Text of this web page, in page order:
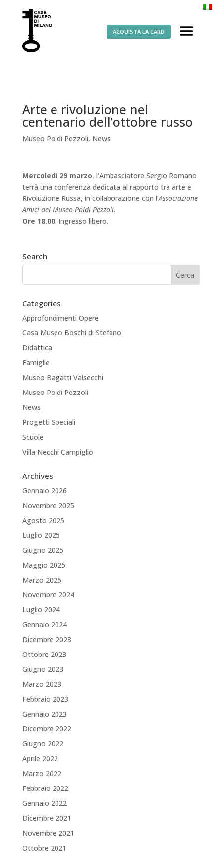
ACQUISTA LA CARD
Arte e rivoluzione nel
centenario dell’ottobre russo
Museo Poldi Pezzoli, News
Mercoledì 29 marzo, l’Ambasciatore Sergio Romano
terrà una conferenza dedicata al rapporto tra arte e
Rivoluzione Russa, in collaborazione con l’Associazione
Amici del Museo Poldi Pezzoli.
Ore 18.00. Ingresso libero.
Search
Categories
Approfondimenti Opere
Casa Museo Boschi di Stefano
Didattica
Famiglie
Museo Bagatti Valsecchi
Museo Poldi Pezzoli
News
Progetti Speciali
Scuole
Villa Necchi Campiglio
Archives
Gennaio 2026
Novembre 2025
Agosto 2025
Luglio 2025
Giugno 2025
Maggio 2025
Marzo 2025
Novembre 2024
Luglio 2024
Gennaio 2024
Dicembre 2023
Ottobre 2023
Giugno 2023
Marzo 2023
Febbraio 2023
Gennaio 2023
Dicembre 2022
Giugno 2022
Aprile 2022
Marzo 2022
Febbraio 2022
Gennaio 2022
Dicembre 2021
Novembre 2021
Ottobre 2021